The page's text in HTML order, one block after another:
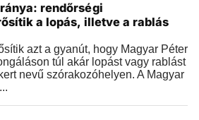
rendőrségi
a lopás, illetve a rablás
azt a gyanút, hogy Magyar Péter
túl akár lopást vagy rablást
nevű szórakozóhelyen. A Magyar